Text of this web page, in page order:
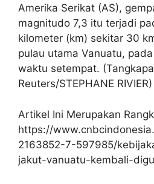
Amerika Serikat (AS),
magnitudo 7,3 itu terjadi
kilometer (km) sekitar 30
pulau utama Vanuatu,
waktu setempat.
Reuters/STEPHANE RIVIER)
Artikel Ini Merupakan
https://
2163852-7-597985/
jakut-vanuatu-kembali-